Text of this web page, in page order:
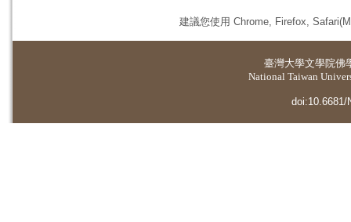
建議您使用 Chrome, Firefox,
臺灣大學文學院佛
National Taiwan
doi:10.6681/